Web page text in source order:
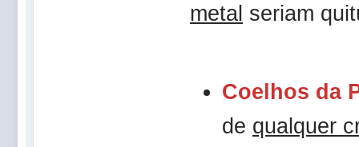
metal seriam
Coelhos da
de qualquer